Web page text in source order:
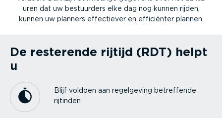
uren dat uw bestuurders elke dag nog kunnen rijden,
kunnen uw planners effectiever en efficiënter plannen.
De resterende rijtijd (RDT) helpt
u
Blijf voldoen aan regelgeving betreffende
rijtinden